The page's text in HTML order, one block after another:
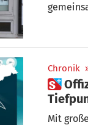
Chronik
 Offizielle Olympia-Plattform: „Das ist ein kulturpolitischer
Mit